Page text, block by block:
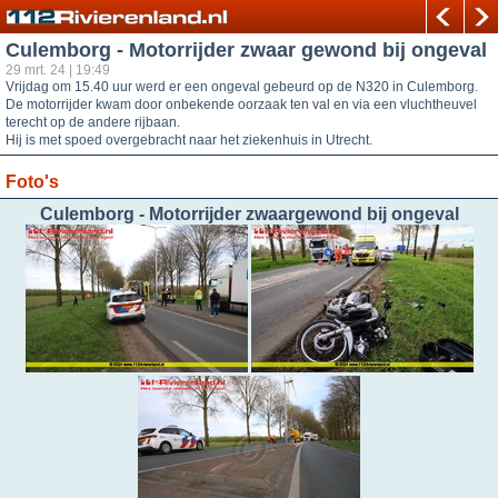
Culemborg - Motorrijder zwaar gewond bij ongeval
29 mrt. 24 | 19:49
Vrijdag om 15.40 uur werd er een ongeval gebeurd op de N320 in Culemborg.
De motorrijder kwam door onbekende oorzaak ten val en via een vluchtheuvel
terecht op de andere rijbaan.
Hij is met spoed overgebracht naar het ziekenhuis in Utrecht.
Foto's
Culemborg - Motorrijder zwaargewond bij ongeval